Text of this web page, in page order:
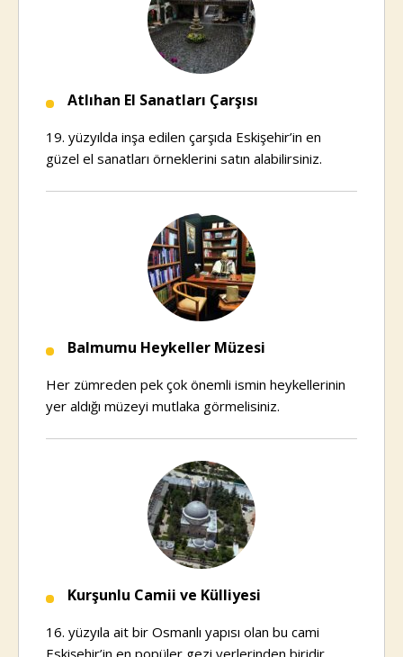
Atlıhan El Sanatları Çarşısı
19. yüzyılda inşa edilen çarşıda Eskişehir’in en
güzel el sanatları örneklerini satın alabilirsiniz.
Balmumu Heykeller Müzesi
Her zümreden pek çok önemli ismin heykellerinin
yer aldığı müzeyi mutlaka görmelisiniz.
Kurşunlu Camii ve Külliyesi
16. yüzyıla ait bir Osmanlı yapısı olan bu cami
Eskişehir’in en popüler gezi yerlerinden biridir.